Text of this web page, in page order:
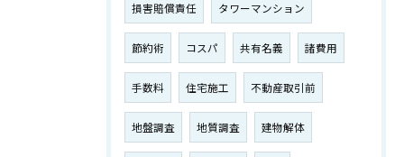
損害賠償責任 タワーマンション
節約術 コスパ 共有名義 諸費用
手数料 住宅施工 不動産取引前
地盤調査 地質調査 建物解体